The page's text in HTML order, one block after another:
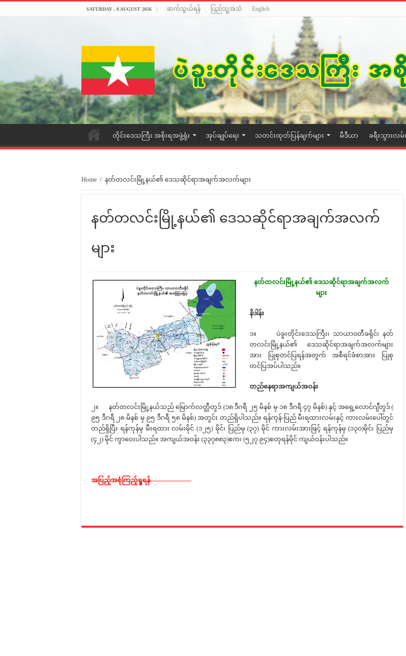
SATURDAY , 8 AUGUST 2026 ဆက်သွယ်ရန် ပြည်သူ့အသံ English
တိုင်းဒေသကြီး အစိုးရအဖွဲ့ရုံး အုပ်ချုပ်ရေး သတင်းထုတ်ပြန်ချက်များ မီဒီယာ ခရီးသွားလမ်
Home / နတ်တလင်းမြို့နယ်၏ ဒေသဆိုင်ရာအချက်အလက်များ
နတ်တလင်းမြို့နယ်၏ ဒေသဆိုင်ရာအချက်အလက်
များ
နတ်တလင်းမြို့နယ်၏ ဒေသဆိုင်ရာအချက်အလက်
များ
နိဒါန်း
၁။ ပဲခူးတိုင်းဒေသကြီး၊ သာယာ၀တီခရိုင်၊ နတ်
တလင်းမြို့နယ်၏ ဒေသဆိုင်ရာအချက်အလက်များ
အား ပြုစုတင်ပြရန်အတွက် အစီရင်ခံစာအား ပြုစု
တင်ပြအပ်ပါသည်။
တည်နေရာအကျယ်အဝန်း
၂။ နတ်တလင်းမြို့နယ်သည် မြောက်လတ္တီတွဒ် (၁၈ ဒီဂရီ ၂၅ မိနစ် မှ ၁၈ ဒီဂရီ ၄၇ မိနစ်) နှင့် အရှေ့လောင်ဂျီတွဒ် (
၉၅ ဒီဂရီ ၂၈ မိနစ် မှ ၉၅ ဒီဂရီ ၅၈ မိနစ်) အတွင်း တည်ရှိပါသည်။ ရန်ကုန်-ပြည် မီးရထားလမ်းနှင့် ကားလမ်းပေါ်တွင်
တည်ရှိပြီး ရန်ကုန်မှ မီးရထား လမ်းမိုင် (၁၂၅) မိုင်၊ ပြည်မှ (၃၇) မိုင် ကားလမ်းအားဖြင့် ရန်ကုန်မှ (၁၃၀)မိုင်၊ ပြည်မှ
(၄၂) မိုင် ကွာဝေးပါသည်။ အကျယ်အဝန်း (၃၃၇၈၈၃)ဧက၊ (၅၂၇.၉၄)စတုရန်မိုင် ကျယ်ဝန်းပါသည်။
အပြည့်အစုံကြည့်ရှုရန်——————–